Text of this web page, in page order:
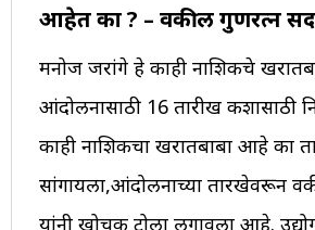
आहेत का ? – वकील गुणरत्न
मनोज जरांगे हे काही नाशिकचे
आंदोलनासाठी 16 तारीख कशासाठी
काही नाशिकचा खरातबाबा आहे का
सांगायला,आंदोलनाच्या तारखेवरून
यांनी खोचक टोला लगावला आहे.